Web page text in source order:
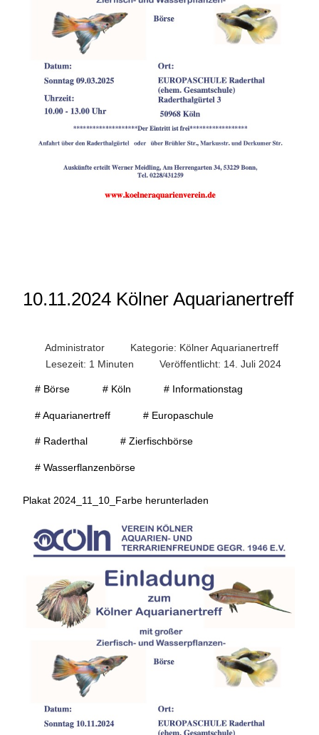
10.11.2024 Kölner Aquarianertreff
Administrator Kategorie: Kölner Aquarianertreff
Lesezeit: 1 Minuten
Veröffentlicht: 14. Juli 2024
# Börse # Köln # Informationstag
# Aquarianertreff # Europaschule
# Raderthal # Zierfischbörse
# Wasserflanzenbörse
Plakat 2024_11_10_Farbe herunterladen